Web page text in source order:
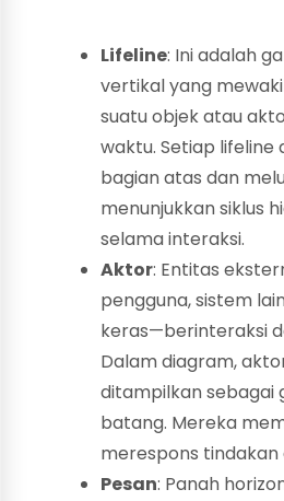
Lifeline: Ini adalah
vertikal yang
suatu objek atau
waktu. Setiap lifeline
bagian atas dan
menunjukkan siklus
selama interaksi.
Aktor: Entitas
pengguna, sistem
keras—berinteraksi
Dalam diagram,
ditampilkan sebagai
batang. Mereka
merespons tindakan
Pesan: Panah